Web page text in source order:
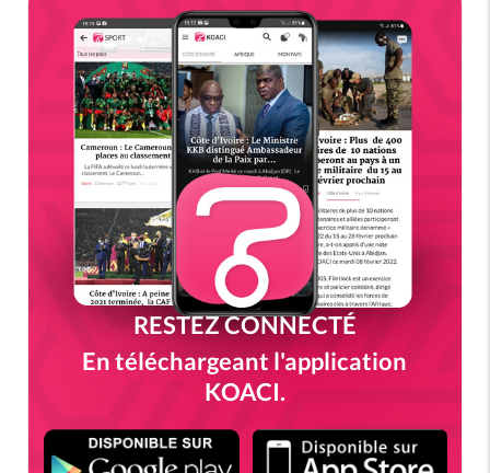
RESTEZ CONNECTÉ
En téléchargeant l'application
KOACI.